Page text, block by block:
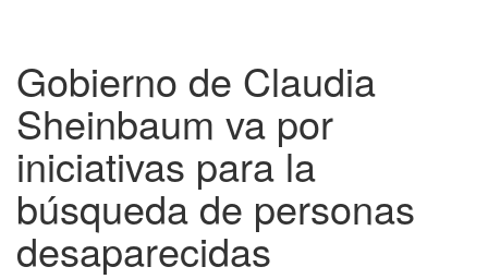
Gobierno de Claudia
Sheinbaum va por
iniciativas para la
búsqueda de personas
desaparecidas